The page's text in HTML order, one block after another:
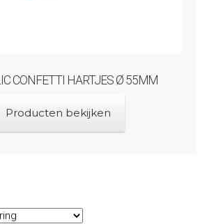
CONFETTI HARTJES Ø 55MM
Producten bekijken